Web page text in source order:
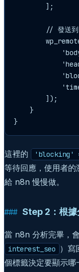
        ];
// 發送
        ]);
    }
}
這裡的 'blocking'
等待回應，使用者
給 n8n 慢慢做。
Step 2：根據
當 n8n 分析完畢，
interest_seo
）寫
個標籤決定要顯示哪